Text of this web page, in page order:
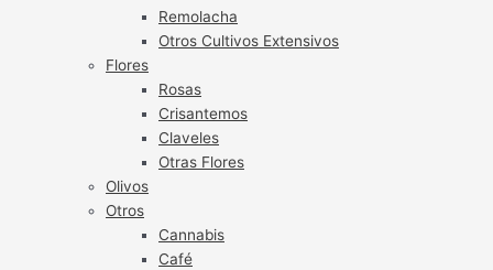
Remolacha
Otros Cultivos Extensivos
Flores
Rosas
Crisantemos
Claveles
Otras Flores
Olivos
Otros
Cannabis
Café